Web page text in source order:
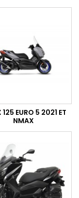
EURO 5 2021 ET
NMAX